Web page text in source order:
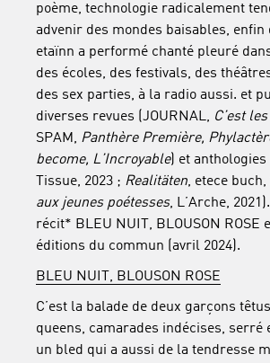
poème, technologie radicalement
advenir des mondes baisables, enfin
etaïnn a performé chanté pleuré
des écoles, des festivals, des
des sex parties, à la radio aussi. et
diverses revues (JOURNAL, C’est
SPAM, Panthère Première,
become, L’Incroyable) et anthologies
Tissue, 2023 ; Realitäten, etece buch,
aux jeunes poétesses, L’Arche,
récit* BLEU NUIT, BLOUSON ROSE
éditions du commun (avril 2024).
BLEU NUIT, BLOUSON ROSE
C’est la balade de deux garçons
queens, camarades indécises, serré
un bled qui a aussi de la tendresse